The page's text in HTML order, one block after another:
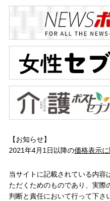
【お知らせ】
2021年4月1日以降の価格表示
当サイトに記載されている内容
ただくためのものであり、実際
判断と責任において行って下さ